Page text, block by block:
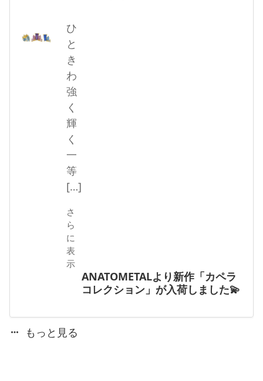
ANATOMETALより新作「カペラ
コレクション」が入荷しました💫
ひ
と
き
わ
強
く
輝
く
一
等
[…]
さ
ら
に
表
示
もっと見る